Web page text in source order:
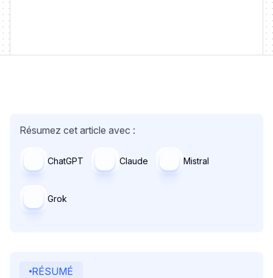
Résumez cet article avec :
ChatGPT Claude Mistral
Grok
RÉSUMÉ